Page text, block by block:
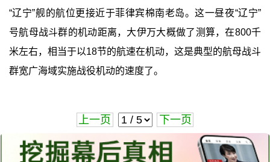
“辽宁”舰的航位更接近于菲律宾棉南老岛。这一昼夜“辽宁”
号航母战斗群的机动距离，大伊万大概做了测算，在800千
米左右，相当于以18节的航速在机动，这是典型的航母战斗
群宽广海域实施战役机动的速度了。
上一页 下一页